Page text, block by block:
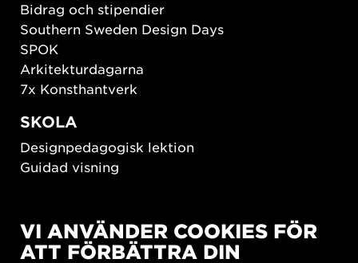
Bidrag och stipendier
Southern Sweden Design Days
SPOK
Arkitekturdagarna
7x Konsthantverk
SKOLA
Designpedagogisk lektion
Guidad visning
New European Bauhaus
SUSTAINORDIC
VI ANVÄNDER COOKIES FÖR
ATT FÖRBÄTTRA DIN